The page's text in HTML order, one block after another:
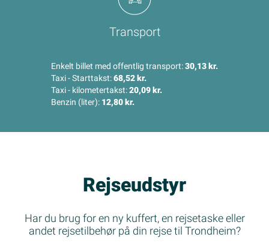
Transport
Enkelt billet med offentlig transport:30,13 kr.
Taxi - Starttakst:68,52 kr.
Taxi - kilometertakst:20,09 kr.
Benzin (liter): 12,80 kr.
Rejseudstyr
Har du brug for en ny kuffert, en rejsetaske eller
andet rejsetilbehør på din rejse til Trondheim?